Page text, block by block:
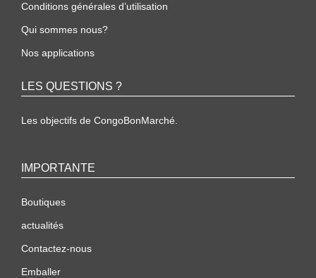
Conditions générales d’utilisation
Qui sommes nous?
Nos applications
LES QUESTIONS ?
Les objectifs de CongoBonMarché.
IMPORTANTE
Boutiques
actualités
Contactez-nous
Emballer